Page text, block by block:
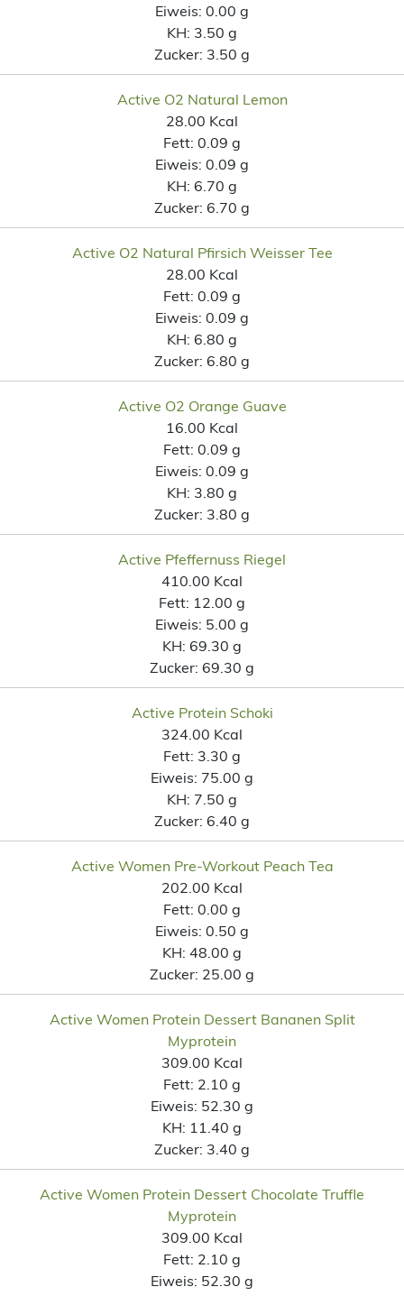
Eiweis: 0.00 g
KH: 3.50 g
Zucker: 3.50 g
Active O2 Natural Lemon
28.00 Kcal
Fett: 0.09 g
Eiweis: 0.09 g
KH: 6.70 g
Zucker: 6.70 g
Active O2 Natural Pfirsich Weisser Tee
28.00 Kcal
Fett: 0.09 g
Eiweis: 0.09 g
KH: 6.80 g
Zucker: 6.80 g
Active O2 Orange Guave
16.00 Kcal
Fett: 0.09 g
Eiweis: 0.09 g
KH: 3.80 g
Zucker: 3.80 g
Active Pfeffernuss Riegel
410.00 Kcal
Fett: 12.00 g
Eiweis: 5.00 g
KH: 69.30 g
Zucker: 69.30 g
Active Protein Schoki
324.00 Kcal
Fett: 3.30 g
Eiweis: 75.00 g
KH: 7.50 g
Zucker: 6.40 g
Active Women Pre-Workout Peach Tea
202.00 Kcal
Fett: 0.00 g
Eiweis: 0.50 g
KH: 48.00 g
Zucker: 25.00 g
Active Women Protein Dessert Bananen Split
Myprotein
309.00 Kcal
Fett: 2.10 g
Eiweis: 52.30 g
KH: 11.40 g
Zucker: 3.40 g
Active Women Protein Dessert Chocolate Truffle
Myprotein
309.00 Kcal
Fett: 2.10 g
Eiweis: 52.30 g